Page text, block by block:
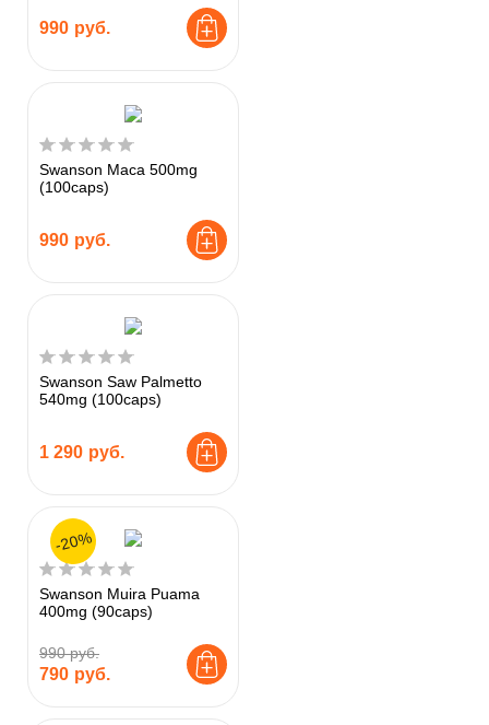
990 руб.
Swanson Maca 500mg
(100caps)
990 руб.
Swanson Saw Palmetto
540mg (100caps)
1 290 руб.
Swanson Muira Puama
400mg (90caps)
990 руб.
790 руб.
-20%